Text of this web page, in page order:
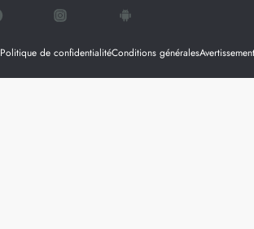
Politique de confidentialitéConditions générales